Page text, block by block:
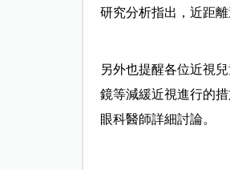
研究分析指出，近距
另外也提醒各位近視
鏡等減緩近視進行的
眼科醫師詳細討論。